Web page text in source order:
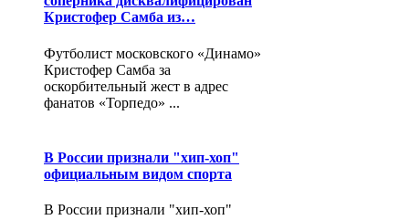
Кристофер Самба из…
Футболист московского «Динамо»
Кристофер Самба за
оскорбительный жест в адрес
фанатов «Торпедо» ...
В России признали "хип-хоп"
официальным видом спорта
В России признали "хип-хоп"